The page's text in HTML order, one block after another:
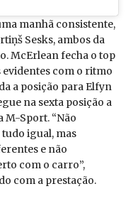
manhã consistente,
Sesks, ambos da
McErlean fecha o top
evidentes com o ritmo
a posição para Elfyn
na sexta posição a
M-Sport. “Não
igual, mas
e não
com o carro”,
com a prestação.